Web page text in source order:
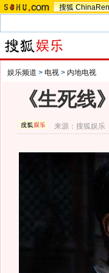
搜狐 ChinaRen
娱乐频道 > 电视 > 内地电视
《生死
来源：搜狐娱乐